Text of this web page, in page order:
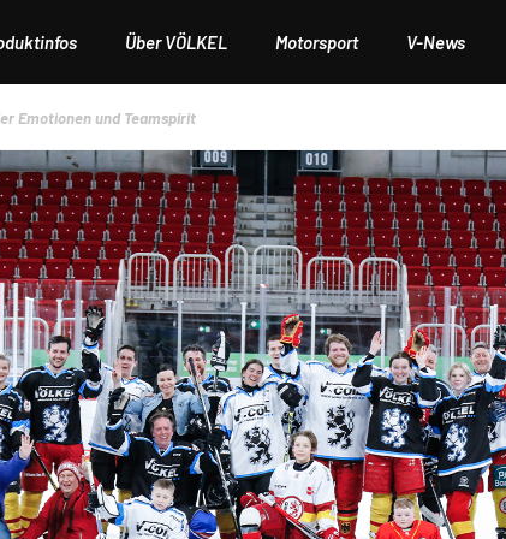
Über VÖLKEL Motorsport V-News
Emotionen und Teamspirit